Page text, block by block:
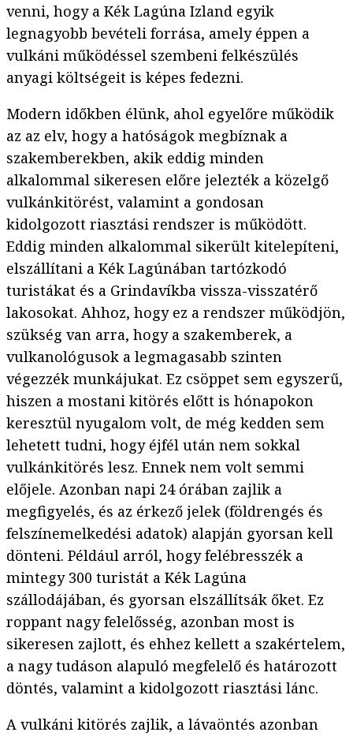
venni, hogy a Kék Lagúna Izland egyik
legnagyobb bevételi forrása, amely éppen a
vulkáni működéssel szembeni felkészülés
anyagi költségeit is képes fedezni.
Modern időkben élünk, ahol egyelőre működik
az az elv, hogy a hatóságok megbíznak a
szakemberekben, akik eddig minden
alkalommal sikeresen előre jelezték a közelgő
vulkánkitörést, valamint a gondosan
kidolgozott riasztási rendszer is működött.
Eddig minden alkalommal sikerült kitelepíteni,
elszállítani a Kék Lagúnában tartózkodó
turistákat és a Grindavíkba vissza-visszatérő
lakosokat. Ahhoz, hogy ez a rendszer működjön,
szükség van arra, hogy a szakemberek, a
vulkanológusok a legmagasabb szinten
végezzék munkájukat. Ez csöppet sem egyszerű,
hiszen a mostani kitörés előtt is hónapokon
keresztül nyugalom volt, de még kedden sem
lehetett tudni, hogy éjfél után nem sokkal
vulkánkitörés lesz. Ennek nem volt semmi
előjele. Azonban napi 24 órában zajlik a
megfigyelés, és az érkező jelek (földrengés és
felszínemelkedési adatok) alapján gyorsan kell
dönteni. Például arról, hogy felébresszék a
mintegy 300 turistát a Kék Lagúna
szállodájában, és gyorsan elszállítsák őket. Ez
roppant nagy felelősség, azonban most is
sikeresen zajlott, és ehhez kellett a szakértelem,
a nagy tudáson alapuló megfelelő és határozott
döntés, valamint a kidolgozott riasztási lánc.
A vulkáni kitörés zajlik, a lávaöntés azonban